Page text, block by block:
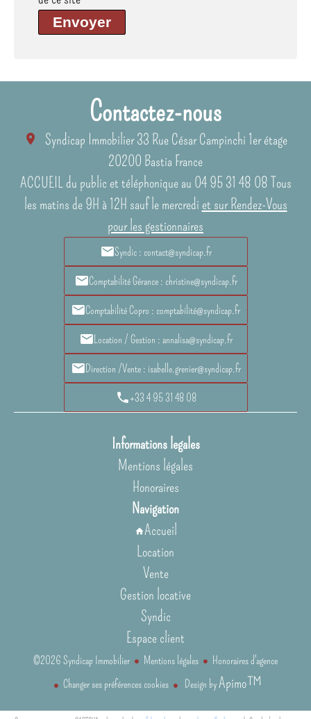
Envoyer
Contactez-nous
Syndicap Immobilier33 Rue César Campinchi 1er étage
20200 Bastia France
ACCUEIL du public et téléphonique au 04 95 31 48 08 Tous
les matins de 9H à 12H sauf le mercredi et sur Rendez-Vous
pour les gestionnaires
Syndic : contact@syndicap.fr
Comptabilité Gérance : christine@syndicap.fr
Comptabilité Copro : comptabilité@syndicap.fr
Location / Gestion : annalisa@syndicap.fr
Direction /Vente : isabelle.grenier@syndicap.fr
+33 4 95 31 48 08
Informations legales
Mentions légales
Honoraires
Navigation
Accueil
Location
Vente
Gestion locative
Syndic
Espace client
©2026 Syndicap Immobilier Mentions légales
Honoraires d'agence
Changer ses préférences cookies
Design byApimo™